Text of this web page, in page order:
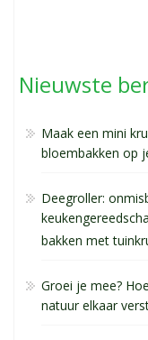
Nieuwste
Maak een mini
bloembakken op
Deegroller:
bakken met
Groei je mee?
natuur elkaar